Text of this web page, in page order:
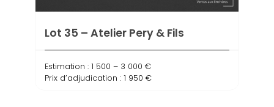
Lot 35 – Atelier Pery & Fils
Estimation : 1 500 – 3 000 €
Prix d’adjudication : 1 950 €